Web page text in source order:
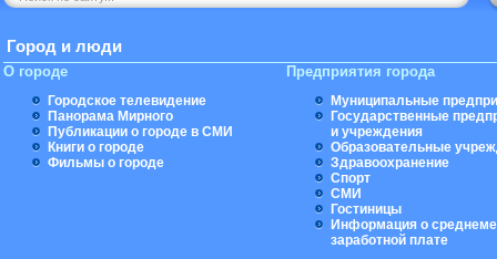
Город и люди
О городе
Городское телевидение
Панорама Мирного
Публикации о городе в СМИ
Книги о городе
Фильмы о городе
Предприятия города
Муниципальные
Государственные
и учреждения
Образовательные
Здравоохранение
Спорт
СМИ
Гостиницы
Информация о
заработной плате